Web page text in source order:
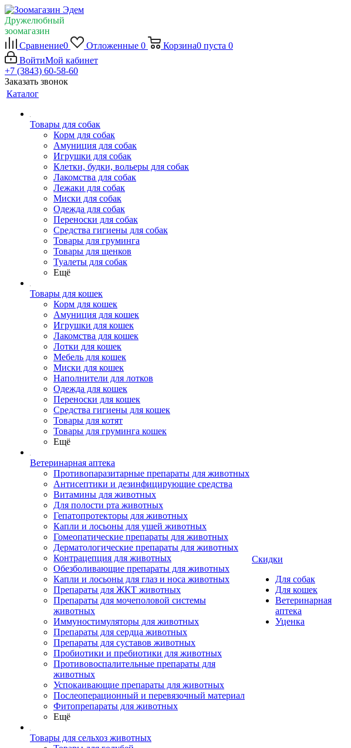
Дружелюбный
зоомагазин
Сравнение0 Отложенные 0 Корзина0 пуста 0
ВойтиМой кабинет
+7 (3843) 60-58-60
Заказать звонок
Каталог
Товары для собак
Корм для собак
Амуниция для собак
Игрушки для собак
Клетки, будки, вольеры для собак
Лакомства для собак
Лежаки для собак
Миски для собак
Одежда для собак
Переноски для собак
Средства гигиены для собак
Товары для груминга
Товары для щенков
Туалеты для собак
Ещё
Товары для кошек
Корм для кошек
Амуниция для кошек
Игрушки для кошек
Лакомства для кошек
Лотки для кошек
Мебель для кошек
Миски для кошек
Наполнители для лотков
Одежда для кошек
Переноски для кошек
Средства гигиены для кошек
Товары для котят
Товары для груминга кошек
Ещё
Ветеринарная аптека
Противопаразитарные препараты для животных
Антисептики и дезинфицирующие средства
Витамины для животных
Для полости рта животных
Гепатопротекторы для животных
Капли и лосьоны для ушей животных
Гомеопатические препараты для животных
Дерматологические препараты для животных
Контрацепция для животных
Обезболивающие препараты для животных
Капли и лосьоны для глаз и носа животных
Препараты для ЖКТ животных
Препараты для мочеполовой системы
животных
Иммуностимуляторы для животных
Препараты для сердца животных
Препараты для суставов животных
Пробиотики и пребиотики для животных
Противовоспалительные препараты для
животных
Успокаивающие препараты для животных
Послеоперационный и перевязочный материал
Фитопрепараты для животных
Ещё
Товары для сельхоз животных
Скидки
Для собак
Для кошек
Ветеринарная
аптека
Уценка